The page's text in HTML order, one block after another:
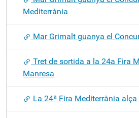
Mediterrània
Mar Grimalt guanya el
Tret de sortida a la 24a Fira
Manresa
La 24ª Fira Mediterrània alça